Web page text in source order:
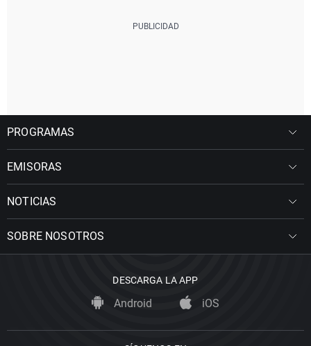
PROGRAMAS
EMISORAS
NOTICIAS
SOBRE NOSOTROS
DESCARGA LA APP
Android iOS